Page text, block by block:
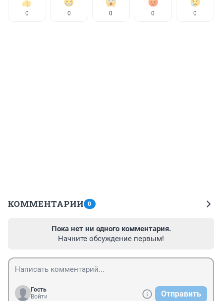
0 0 0 0 0
КОММЕНТАРИИ 0
Пока нет ни одного комментария.
Начните обсуждение первым!
Гость
Войти
Отправить